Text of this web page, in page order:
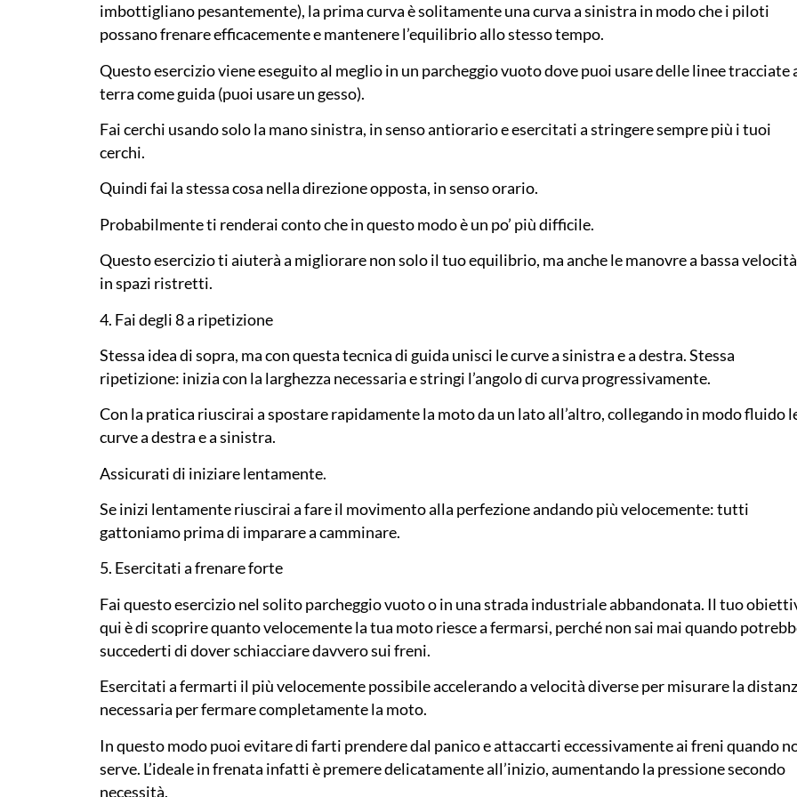
imbottigliano pesantemente), la prima curva è solitamente una curva a sinistra in modo che i piloti
possano frenare efficacemente e mantenere l’equilibrio allo stesso tempo.
Questo esercizio viene eseguito al meglio in un parcheggio vuoto dove puoi usare delle linee tracciate
terra come guida (puoi usare un gesso).
Fai cerchi usando solo la mano sinistra, in senso antiorario e esercitati a stringere sempre più i tuoi
cerchi.
Quindi fai la stessa cosa nella direzione opposta, in senso orario.
Probabilmente ti renderai conto che in questo modo è un po’ più difficile.
Questo esercizio ti aiuterà a migliorare non solo il tuo equilibrio, ma anche le manovre a bassa
in spazi ristretti.
4. Fai degli 8 a ripetizione
Stessa idea di sopra, ma con questa tecnica di guida unisci le curve a sinistra e a destra. Stessa
ripetizione: inizia con la larghezza necessaria e stringi l’angolo di curva progressivamente.
Con la pratica riuscirai a spostare rapidamente la moto da un lato all’altro, collegando in modo fluido
curve a destra e a sinistra.
Assicurati di iniziare lentamente.
Se inizi lentamente riuscirai a fare il movimento alla perfezione andando più velocemente: tutti
gattoniamo prima di imparare a camminare.
5. Esercitati a frenare forte
Fai questo esercizio nel solito parcheggio vuoto o in una strada industriale abbandonata. Il tuo
qui è di scoprire quanto velocemente la tua moto riesce a fermarsi, perché non sai mai quando
succederti di dover schiacciare davvero sui freni.
Esercitati a fermarti il più velocemente possibile accelerando a velocità diverse per misurare la
necessaria per fermare completamente la moto.
In questo modo puoi evitare di farti prendere dal panico e attaccarti eccessivamente ai freni quando
serve. L’ideale in frenata infatti è premere delicatamente all’inizio, aumentando la pressione secondo
necessità.